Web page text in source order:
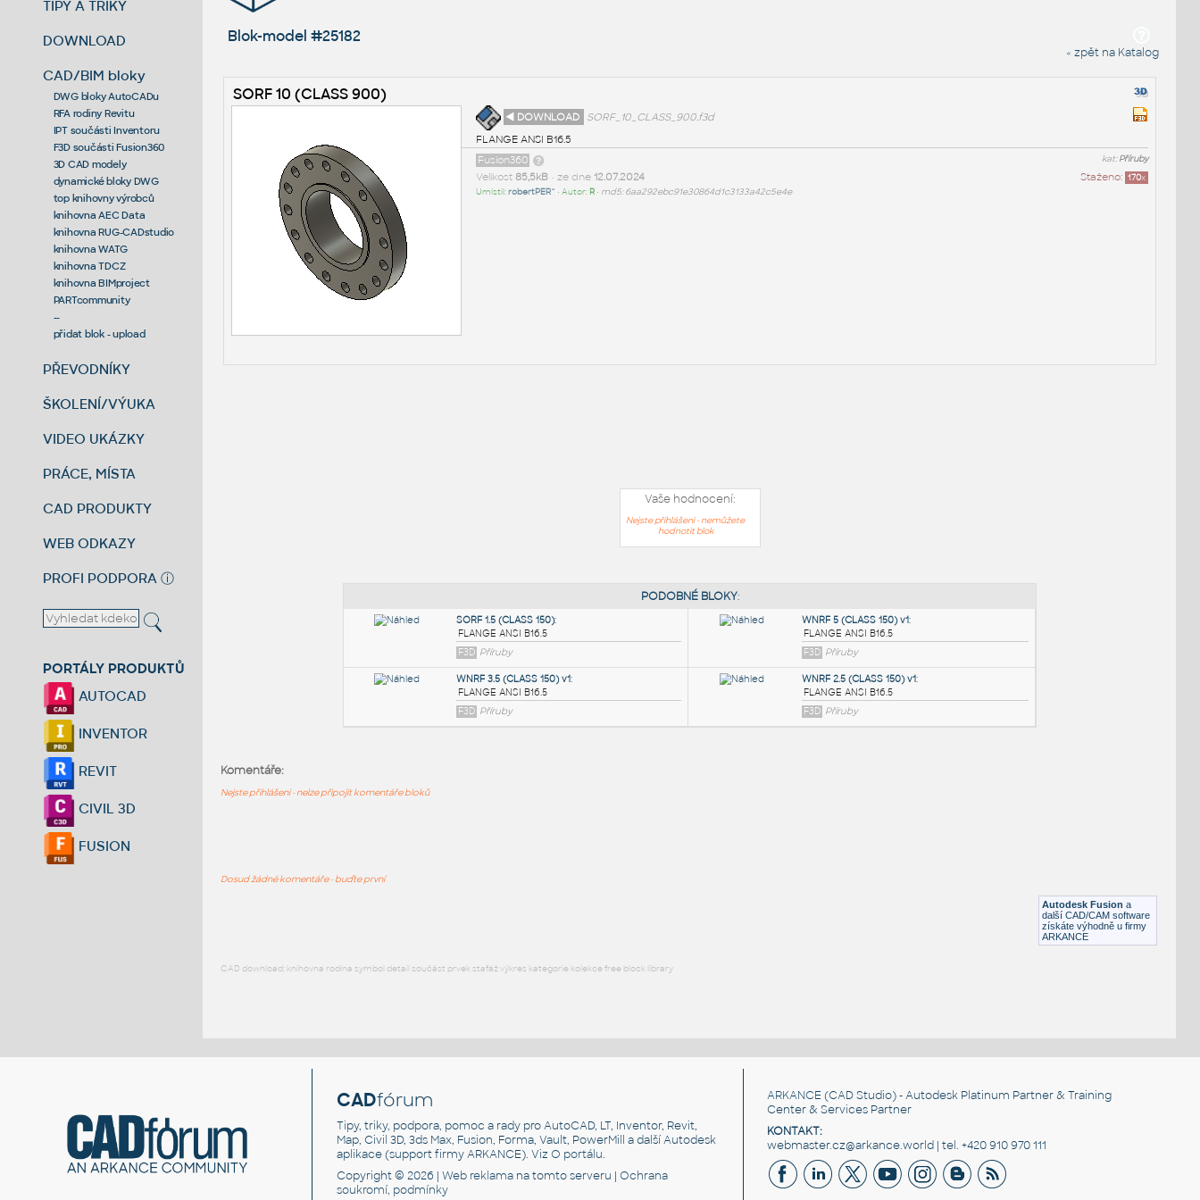
TIPY A TRIKY
DOWNLOAD
CAD/BIM bloky
DWG bloky AutoCADu
RFA rodiny Revitu
IPT součásti Inventoru
F3D součásti Fusion360
3D CAD modely
dynamické bloky DWG
top knihovny výrobců
knihovna AEC Data
knihovna RUG-CADstudio
knihovna WATG
knihovna TDCZ
knihovna BIMproject
PARTcommunity
--
přidat blok - upload
PŘEVODNÍKY
ŠKOLENÍ/VÝUKA
VIDEO UKÁZKY
PRÁCE, MÍSTA
CAD PRODUKTY
WEB ODKAZY
PROFI PODPORA ⓘ
PORTÁLY PRODUKTŮ
AUTOCAD
INVENTOR
REVIT
CIVIL 3D
FUSION
Blok-model #25182
« zpět na Katalog
SORF 10 (CLASS 900)
◄ DOWNLOAD
SORF_10_CLASS_900.f3d
FLANGE ANSI B16.5
kat:Příruby
Fusion360
Staženo: 170x
Velikost 85,5kB• ze dne 12.07.2024
Umístil:robertPER^ • Autor: R• md5: 6aa292ebc91e30864d1c3133a42c5e4e
Vaše hodnocení:
Nejste přihlášeni - nemůžete
hodnotit blok
Autodesk Fusion a
další CAD/CAM software
získáte výhodně u firmy
ARKANCE
Komentáře:
Nejste přihlášeni - nelze připojit komentáře bloků
Dosud žádné komentáře - buďte první
CAD download: knihovna rodina symbol detail součást prvek stafáž výkres kategorie kolekce free block library
CADfórum
Tipy, triky, podpora, pomoc a rady pro AutoCAD, LT, Inventor, Revit,
Map, Civil 3D, 3ds Max, Fusion, Forma, Vault, PowerMill a další Autodesk
aplikace (support firmy ARKANCE). VizO portálu.
Copyright © 2026 |Web reklama na tomto serveru |Ochrana
soukromí, podmínky
ARKANCE (CAD Studio) - Autodesk Platinum Partner & Training
Center & Services Partner
KONTAKT:
webmaster.cz@arkance.world | tel. +420 910 970 111